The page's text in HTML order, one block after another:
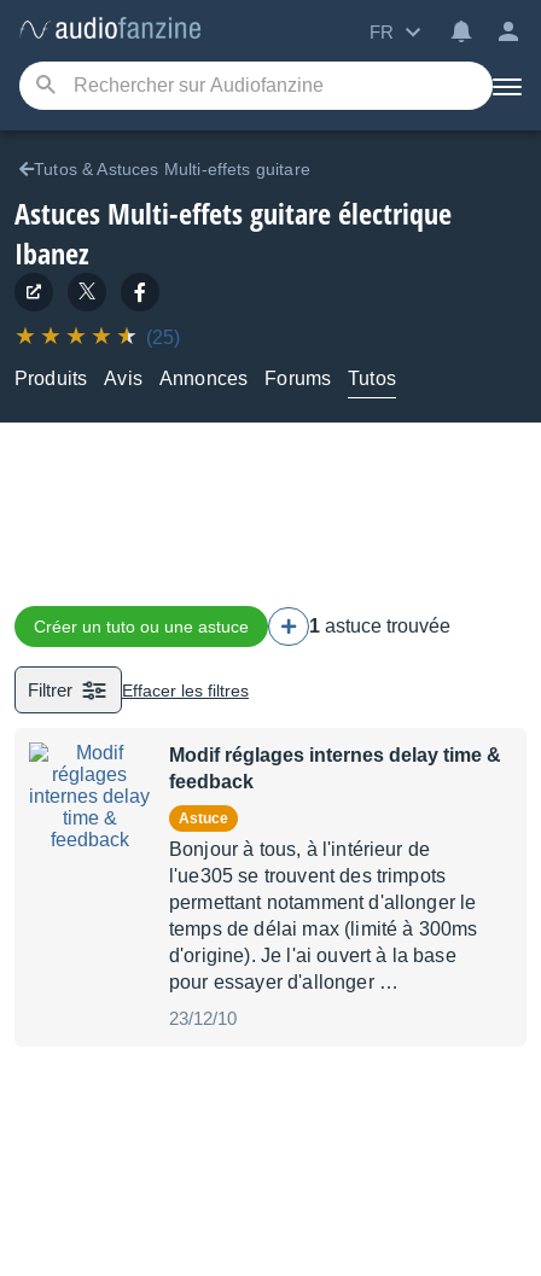
FR
Tutos & Astuces Multi-effets guitare
Astuces Multi-effets guitare électrique
Ibanez
(25)
Produits
Avis Annonces Forums Tutos
Créer un tuto ou une astuce 1 astuce trouvée
Filtrer Effacer les filtres
Modif réglages internes delay time &
feedback
Astuce
Bonjour à tous, à l'intérieur de
l'ue305 se trouvent des trimpots
permettant notamment d'allonger le
temps de délai max (limité à 300ms
d'origine). Je l'ai ouvert à la base
pour essayer d'allonger …
23/12/10